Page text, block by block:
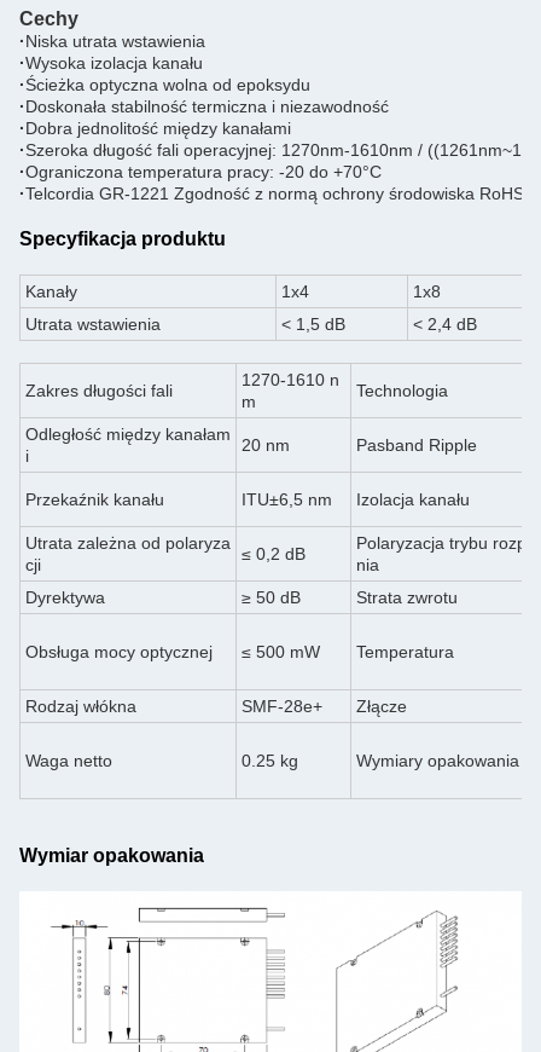
Cechy
·Niska utrata wstawienia
·Wysoka izolacja kanału
·Ścieżka optyczna wolna od epoksydu
·Doskonała stabilność termiczna i niezawodność
·Dobra jednolitość między kanałami
·Szeroka długość fali operacyjnej: 1270nm-1610nm /
·Ograniczona temperatura pracy: -20 do +70°C
·Telcordia GR-1221 Zgodność z normą ochrony środowiska RoHS
Specyfikacja produktu
Kanały 1x4
1x8
Utrata wstawienia
< 1,5 dB < 2,4 dB
Zakres długości fali
1270-1610 n
m
Technologia
Odległość między kanałam
i
20 nm Pasband Ripple
Przekaźnik kanału ITU±6,5 nm Izolacja kanału
Utrata zależna od polaryza
cji
≤ 0,2 dB
Polaryzacja trybu
nia
Dyrektywa
≥ 50 dB Strata zwrotu
Obsługa mocy optycznej ≤ 500 mW Temperatura
Rodzaj włókna SMF-28e+ Złącze
Waga netto 0.25 kg Wymiary opakowania
Wymiar opakowania